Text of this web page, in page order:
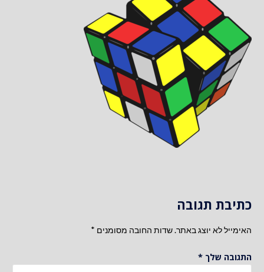
כתיבת תגובה
האימייל לא יוצג באתר.שדות החובה מסומנים *
התגובה שלך *